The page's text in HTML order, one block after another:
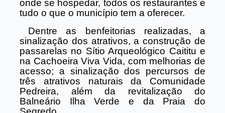
onde se hospedar, todos os restaurantes e
tudo o que o município tem a oferecer.
Dentre as benfeitorias realizadas, a
sinalização dos atrativos, a construção de
passarelas no Sítio Arqueológico Caititu e
na Cachoeira Viva Vida, com melhorias de
acesso; a sinalização dos percursos de
três atrativos naturais da Comunidade
Pedreira, além da revitalização do
Balneário Ilha Verde e da Praia do